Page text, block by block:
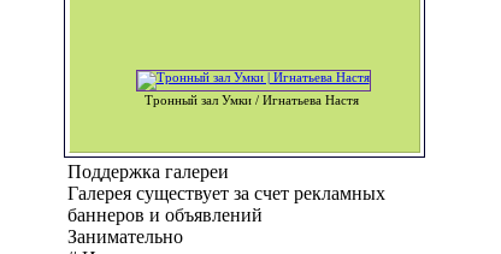
Тронный зал Умки / Игнатьева Настя
Поддержка галереи
Галерея существует за счет рекламных
баннеров и объявлений
Занимательно